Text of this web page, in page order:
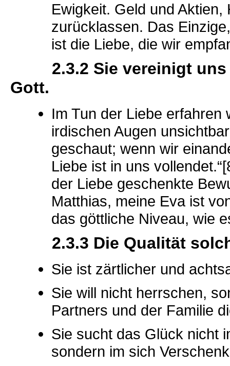
Ewigkeit. Geld und
zurücklassen. Das
ist die Liebe, die wir
2.3.2 Sie vereinigt uns
Gott.
Im Tun der Liebe
irdischen Augen
geschaut; wenn wir
Liebe ist in uns
der Liebe geschenkte
Matthias, meine Eva ist
das göttliche Niveau, wie
2.3.3 Die Qualität
Sie ist zärtlicher und
Sie will nicht herrschen,
Partners und der Familie
Sie sucht das Glück nicht
sondern im sich